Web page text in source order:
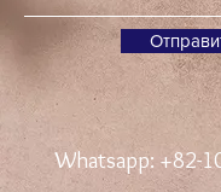
Whatsapp: +82-